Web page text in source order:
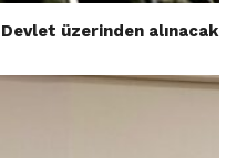
üzerinden alınacak